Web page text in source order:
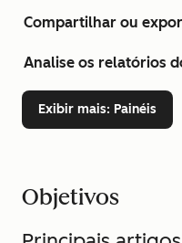
Compartilhar ou
Analise os relatórios
Exibir mais: Painéis
Objetivos